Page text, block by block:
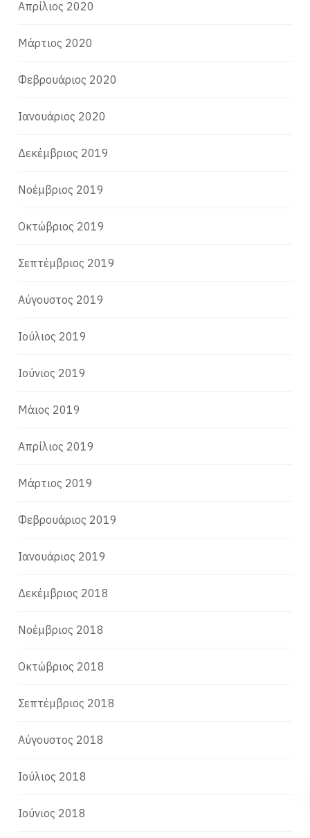
Απρίλιος 2020
Μάρτιος 2020
Φεβρουάριος 2020
Ιανουάριος 2020
Δεκέμβριος 2019
Νοέμβριος 2019
Οκτώβριος 2019
Σεπτέμβριος 2019
Αύγουστος 2019
Ιούλιος 2019
Ιούνιος 2019
Μάιος 2019
Απρίλιος 2019
Μάρτιος 2019
Φεβρουάριος 2019
Ιανουάριος 2019
Δεκέμβριος 2018
Νοέμβριος 2018
Οκτώβριος 2018
Σεπτέμβριος 2018
Αύγουστος 2018
Ιούλιος 2018
Ιούνιος 2018